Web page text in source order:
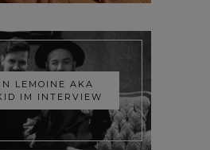
LEMOINE AKA
IM INTERVIEW